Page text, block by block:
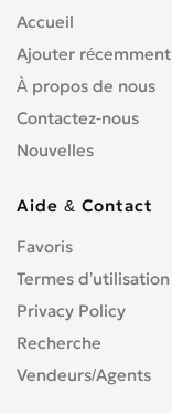
Accueil
Ajouter récemment
À propos de nous
Contactez-nous
Nouvelles
Aide & Contact
Favoris
Termes d’utilisation
Privacy Policy
Recherche
Vendeurs/Agents